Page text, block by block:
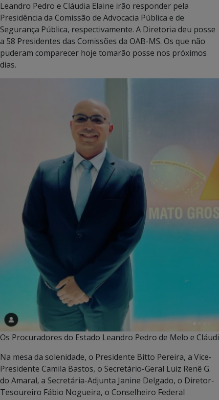
Leandro Pedro e Cláudia Elaine irão responder pela
Presidência da Comissão de Advocacia Pública e de
Segurança Pública, respectivamente. A Diretoria deu posse
a 58 Presidentes das Comissões da OAB-MS. Os que não
puderam comparecer hoje tomarão posse nos próximos
dias.
Os Procuradores do Estado Leandro Pedro de Melo e
Na mesa da solenidade, o Presidente Bitto Pereira, a Vice-
Presidente Camila Bastos, o Secretário-Geral Luiz Renê G.
do Amaral, a Secretária-Adjunta Janine Delgado, o Diretor-
Tesoureiro Fábio Nogueira, o Conselheiro Federal